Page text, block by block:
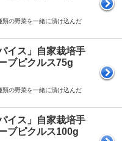
類の野菜を一緒に漬け込んだ
イス」自家栽培手
ブピクルス75g
類の野菜を一緒に漬け込んだ
イス」自家栽培手
ブピクルス100g